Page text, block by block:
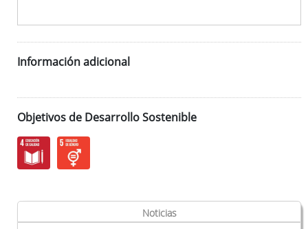
Información adicional
Objetivos de Desarrollo Sostenible
Noticias